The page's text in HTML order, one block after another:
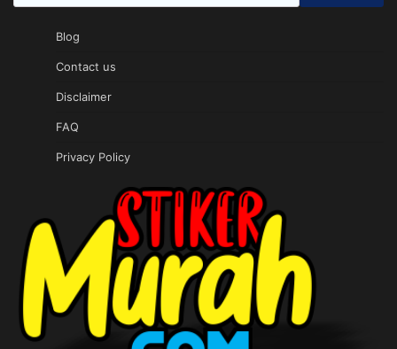
Blog
Contact us
Disclaimer
FAQ
Privacy Policy